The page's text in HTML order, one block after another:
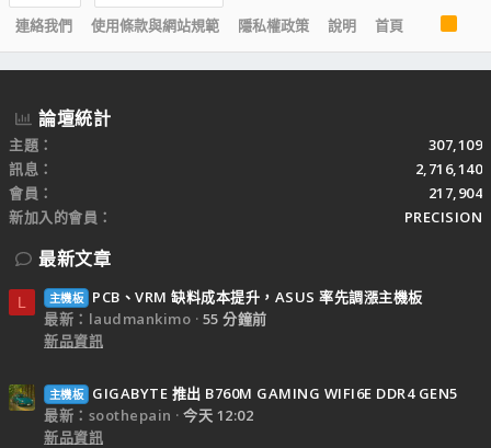
連絡我們
使用條款與網站規範 隱私權政策 說明 首頁
R
S
S
論壇統計
主題
307,109
訊息
2,716,140
會員
217,904
新加入的會員
PRECISION
最新文章
L 主機板
PCB、VRM 缺料成本提升，ASUS 率先調漲主機板
最新：laudmankimo
55 分鐘前
新品資訊
主機板
GIGABYTE 推出 B760M GAMING WIFI6E DDR4 GEN5
最新：soothepain
今天 12:02
新品資訊